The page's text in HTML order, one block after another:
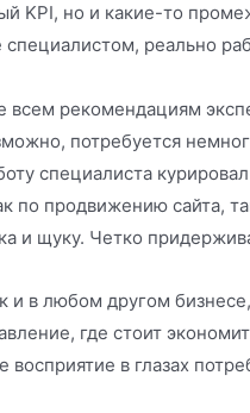
KPI, но и какие-то
реально
всем рекомендациям
потребуется
специалиста
по продвижению сайта,
и щуку. Четко
и в любом другом
где стоит
восприятие в глазах